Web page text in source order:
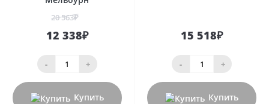
20 563₽
12 338₽
- +
Купить
15 518₽
- +
Купить